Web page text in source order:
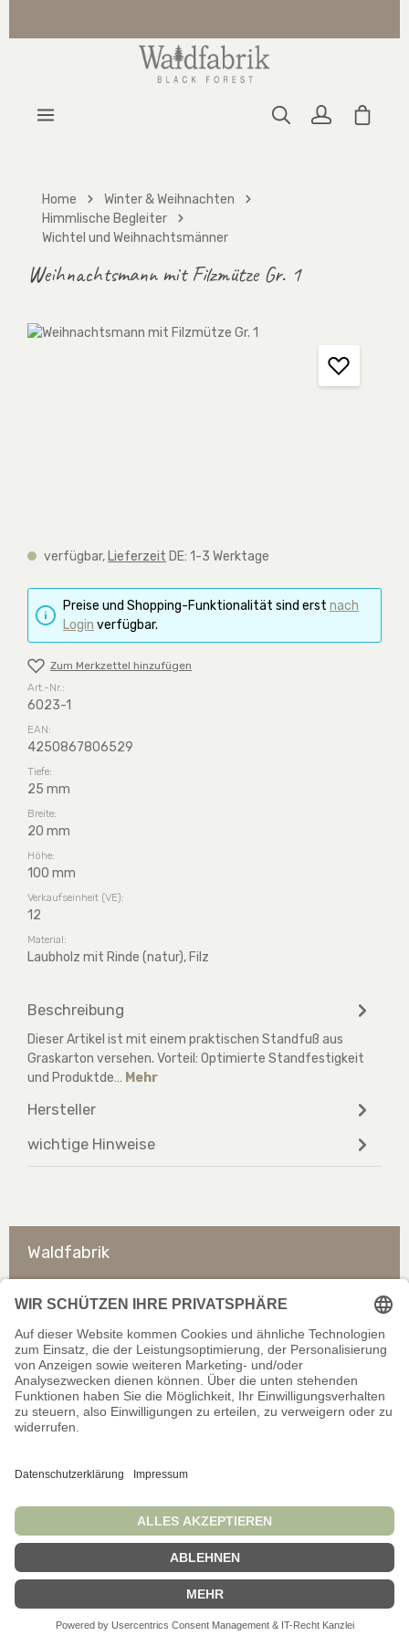
Home
Winter & Weihnachten
Himmlische Begleiter
Wichtel und Weihnachtsmänner
Weihnachtsmann mit Filzmütze Gr. 1
Bildergalerie überspringen
verfügbar, Lieferzeit DE: 1-3 Werktage
Preise und Shopping-Funktionalität sind erst nach
Login verfügbar.
Zum Merkzettel hinzufügen
Art.-Nr.:
6023-1
EAN:
4250867806529
Tiefe:
25 mm
Breite:
20 mm
Höhe:
100 mm
Verkaufseinheit (VE):
12
Material:
Laubholz mit Rinde (natur), Filz
Beschreibung
Dieser Artikel ist mit einem praktischen Standfuß aus
Graskarton versehen. Vorteil: Optimierte Standfestigkeit
und Produktde… Mehr
Hersteller
wichtige Hinweise
Waldfabrik
So erreichen Sie uns
Rechtliches
Allgemeines
Offizieller Shop für Händler. Alle Preise exkl. gesetzl.
Wir schließen auf dieser Website keine Verträge mit
Verbrauchern/Privatpersonen ab.